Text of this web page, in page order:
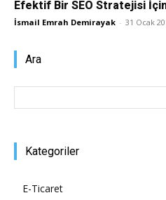
Efektif Bir SEO Stratejisi İçin
İsmail Emrah Demirayak - 31 Ocak
Ara
Kategoriler
E-Ticaret